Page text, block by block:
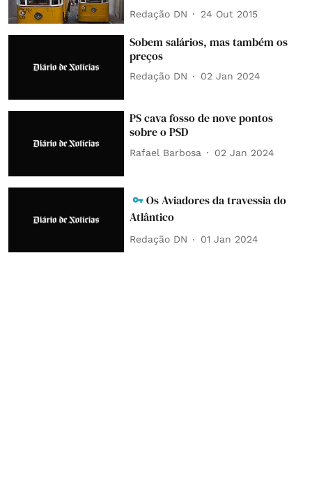
Redação DN 24 Out 2015
Sobem salários, mas também os
preços
Redação DN 02 Jan 2024
PS cava fosso de nove pontos
sobre o PSD
Rafael Barbosa 02 Jan 2024
Os Aviadores da travessia do
Atlântico
Redação DN 01 Jan 2024